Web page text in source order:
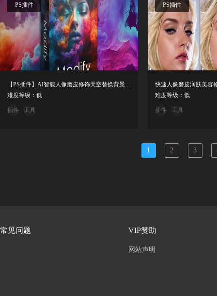
PS插件
【PS插件】AI智能人像磨皮修饰天空替换背景灯光特效插件面板
难度等级：低
插件 工具
PS插件
难度等级：低
插件 工具
1 2 3
常见问题 VIP赞助
网站声明